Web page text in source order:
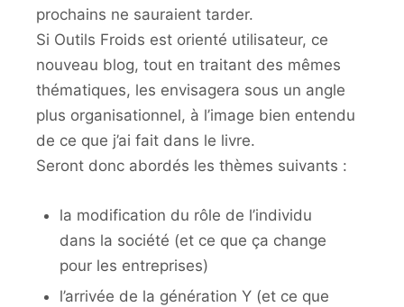
prochains ne sauraient tarder.
Si Outils Froids est orienté utilisateur, ce
nouveau blog, tout en traitant des mêmes
thématiques, les envisagera sous un angle
plus organisationnel, à l’image bien entendu
de ce que j’ai fait dans le livre.
Seront donc abordés les thèmes suivants :
la modification du rôle de l’individu
dans la société (et ce que ça change
pour les entreprises)
l’arrivée de la génération Y (et ce que